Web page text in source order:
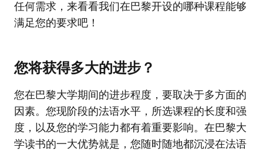
任何需求，来看看我们在巴黎开设的哪种课程能够
满足您的要求吧！
您将获得多大的进步？
您在巴黎大学期间的进步程度，要取决于多方面的
因素。您现阶段的法语水平，所选课程的长度和强
度，以及您的学习能力都有着重要影响。在巴黎大
学读书的一大优势就是，您随时随地都沉浸在法语